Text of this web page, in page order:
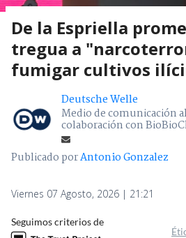
De la Espriella
tregua a
fumigar cultivos
Deutsche Welle
Medio de comunicación
colaboración con
Publicado porAntonio Gonzalez
Viernes 07 Agosto, 2026 | 21:21
Seguimos criterios de